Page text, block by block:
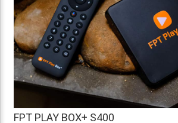
FPT PLAY BOX+ S400